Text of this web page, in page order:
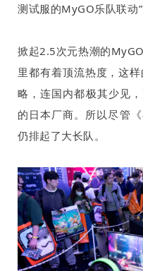
测试服的MyGO乐队联动”
掀起2.5次元热潮的MyGO
里都有着顶流热度，这
略，连国内都极其少见
的日本厂商。所以尽管
仍排起了大长队。